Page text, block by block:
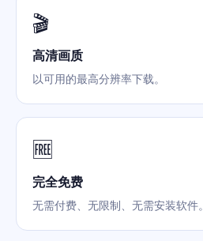
🎬
高清画质
以可用的最高分辨率下载。
🆓
完全免费
无需付费、无限制、无需安装软件。